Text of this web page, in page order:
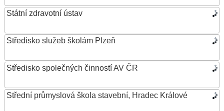
Státní zdravotní ústav
Středisko služeb školám Plzeň
Středisko společných činností AV ČR
Střední průmyslová škola stavební, Hradec Králové